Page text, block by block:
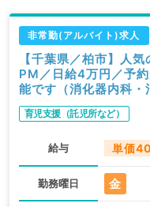
非常勤(アルバイト)求人
【千葉県／柏市】人
PM／日給4万円／予
能です（消化器内科・
育児支援（託児所など）
給与 単価
勤務曜日 金